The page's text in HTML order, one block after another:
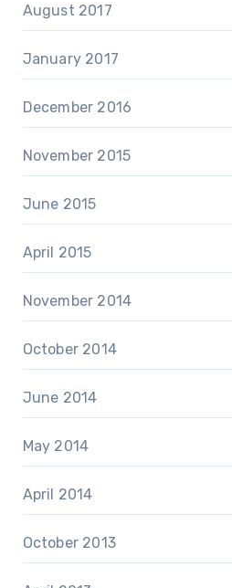
August 2017
January 2017
December 2016
November 2015
June 2015
April 2015
November 2014
October 2014
June 2014
May 2014
April 2014
October 2013